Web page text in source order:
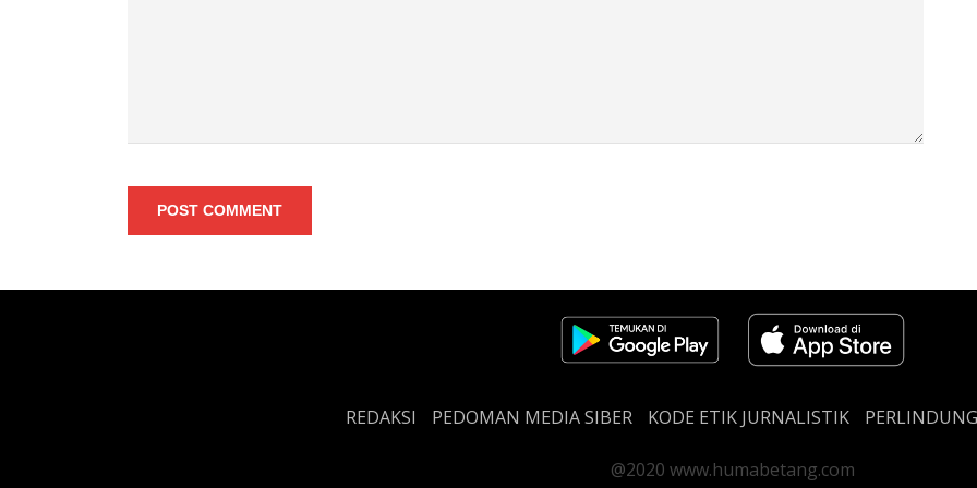
POST COMMENT
REDAKSI PEDOMAN MEDIA SIBER KODE ETIK JURNALISTIK
@2020 www.humabetang.com